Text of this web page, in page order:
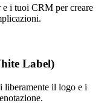
i tuoi CRM per creare
Label)
liberamente il logo e i